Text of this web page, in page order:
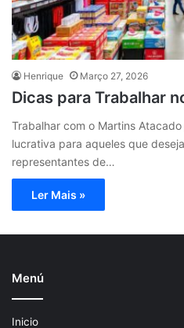
Henrique Março 27, 2026
Dicas para Trabalhar
Trabalhar com o Martins
lucrativa para aqueles que
representantes de…
Ler Mais »
Menú
Inicio